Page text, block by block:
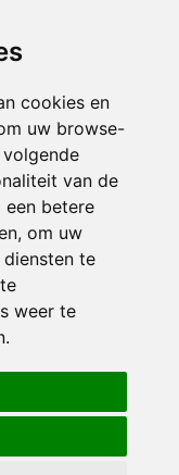
cookies en
uw browse-
van de
een betere
, om uw
te
weer te
.
|RSIN en Anbi